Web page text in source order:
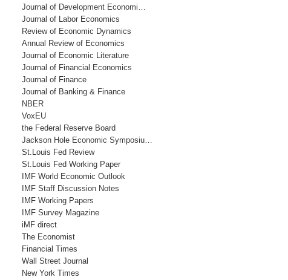
Journal of Development Economi…
Journal of Labor Economics
Review of Economic Dynamics
Annual Review of Economics
Journal of Economic Literature
Journal of Financial Economics
Journal of Finance
Journal of Banking & Finance
NBER
VoxEU
the Federal Reserve Board
Jackson Hole Economic Symposiu…
St.Louis Fed Review
St.Louis Fed Working Paper
IMF World Economic Outlook
IMF Staff Discussion Notes
IMF Working Papers
IMF Survey Magazine
iMF direct
The Economist
Financial Times
Wall Street Journal
New York Times